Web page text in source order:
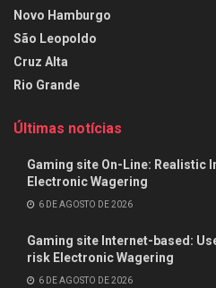
Novo Hamburgo
São Leopoldo
Cruz Alta
Rio Grande
Últimas notícias
Gaming site On-Line: Realistic
Electronic Wagering
6 DE AGOSTO DE 2026
Gaming site Internet-based:
risk Electronic Wagering
6 DE AGOSTO DE 2026